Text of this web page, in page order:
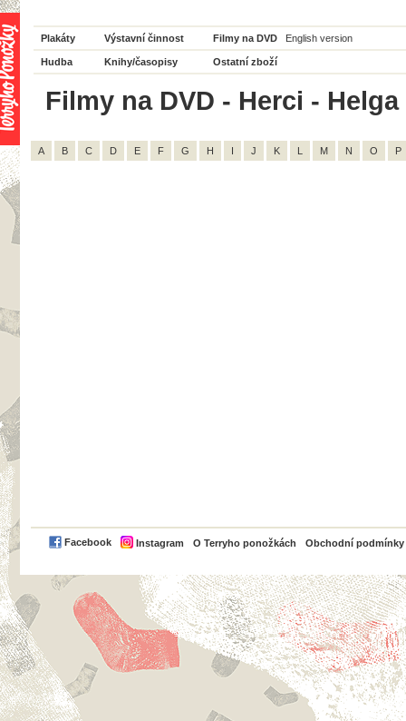
Plakáty Výstavní činnost Filmy na DVD English version
Hudba Knihy/časopisy Ostatní zboží
Filmy na DVD - Herci -
A B C D E F G H I J K L M N O P
Facebook Instagram O Terryho ponožkách Obchodní podmínky
PayPal